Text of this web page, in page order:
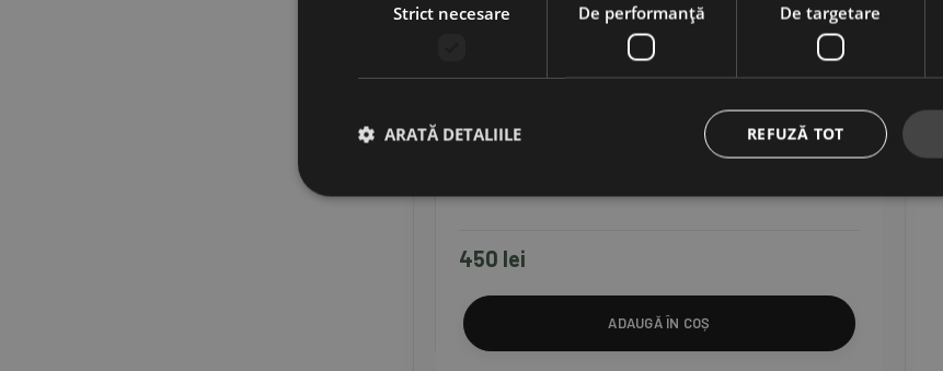
WILDCOOKING
450 lei
ADAUGĂ ÎN COȘ
Strict necesare De performanță De targetare
REFUZĂ TOT
ARATĂ DETALIILE